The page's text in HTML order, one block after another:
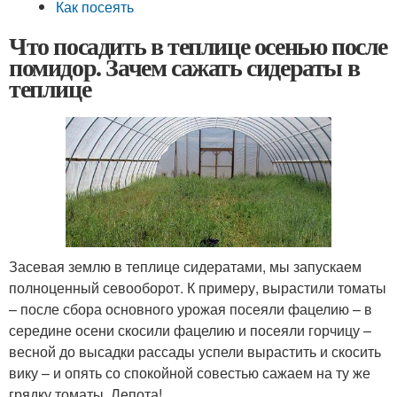
Как посеять
Что посадить в теплице осенью после
помидор. Зачем сажать сидераты в
теплице
Засевая землю в теплице сидератами, мы запускаем
полноценный севооборот. К примеру, вырастили томаты
– после сбора основного урожая посеяли фацелию – в
середине осени скосили фацелию и посеяли горчицу –
весной до высадки рассады успели вырастить и скосить
вику – и опять со спокойной совестью сажаем на ту же